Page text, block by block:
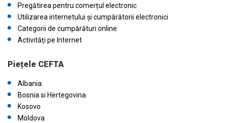
Pregătirea pentru comerțul electronic
Utilizarea internetului și cumpărătorii electronici
Categorii de cumpărături online
Activități pe Internet
Piețele CEFTA
Albania
Bosnia si Hertegovina
Kosovo
Moldova